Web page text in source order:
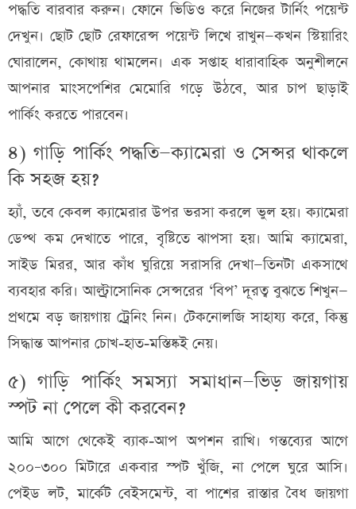
পদ্ধতি বারবার করুন। ফোনে ভিডিও করে নিজের টার্নিং পয়েন্ট
দেখুন। ছোট ছোট রেফারেন্স পয়েন্ট লিখে রাখুন—কখন স্টিয়ারিং
ঘোরালেন, কোথায় থামলেন। এক সপ্তাহ ধারাবাহিক অনুশীলনে
আপনার মাংসপেশির মেমোরি গড়ে উঠবে, আর চাপ ছাড়াই
পার্কিং করতে পারবেন।
৪) গাড়ি পার্কিং পদ্ধতি—ক্যামেরা ও সেন্সর থাকলে
কি সহজ হয়?
হ্যাঁ, তবে কেবল ক্যামেরার উপর ভরসা করলে ভুল হয়। ক্যামেরা
ডেপ্থ কম দেখাতে পারে, বৃষ্টিতে ঝাপসা হয়। আমি ক্যামেরা,
সাইড মিরর, আর কাঁধ ঘুরিয়ে সরাসরি দেখা—তিনটা একসাথে
ব্যবহার করি। আল্ট্রাসোনিক সেন্সরের ‘বিপ’ দূরত্ব বুঝতে শিখুন—
প্রথমে বড় জায়গায় ট্রেনিং নিন। টেকনোলজি সাহায্য করে, কিন্তু
সিদ্ধান্ত আপনার চোখ‑হাত‑মস্তিষ্কই নেয়।
৫) গাড়ি পার্কিং সমস্যা সমাধান—ভিড় জায়গায়
স্পট না পেলে কী করবেন?
আমি আগে থেকেই ব্যাক‑আপ অপশন রাখি। গন্তব্যের আগে
২০০–৩০০ মিটারে একবার স্পট খুঁজি, না পেলে ঘুরে আসি।
পেইড লট, মার্কেট বেইসমেন্ট, বা পাশের রাস্তার বৈধ জায়গা